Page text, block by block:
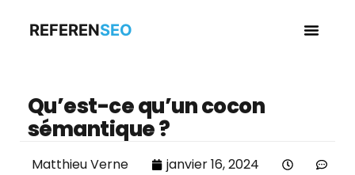
REFERENSEO
Qu’est-ce qu’un cocon
sémantique ?
Matthieu Verne janvier 16, 2024